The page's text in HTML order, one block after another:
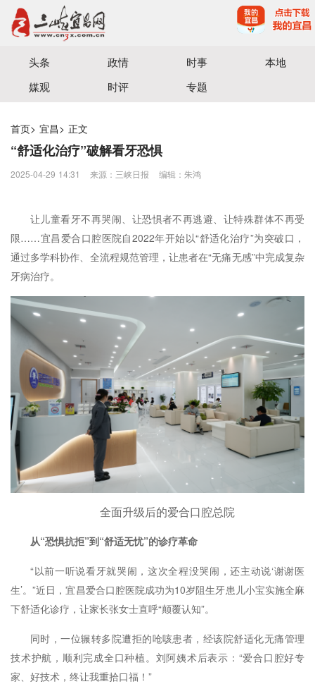
宜昌三峡融媒体中心主办
头条 政情 时事
本地
媒观
时评 专题
首页> 宜昌> 正文
“舒适化治疗”破解看牙恐惧
2025-04-29 14:31 来源：三峡日报 编辑：朱鸿
让儿童看牙不再哭闹、让恐惧者不再逃避、让特殊群体不再受
限……宜昌爱合口腔医院自2022年开始以“舒适化治疗”为突破口，
通过多学科协作、全流程规范管理，让患者在“无痛无感”中完成复杂
牙病治疗。
全面升级后的爱合口腔总院
从“恐惧抗拒”到“舒适无忧”的诊疗革命
“以前一听说看牙就哭闹，这次全程没哭闹，还主动说‘谢谢医
生’。”近日，宜昌爱合口腔医院成功为10岁阻生牙患儿小宝实施全麻
下舒适化诊疗，让家长张女士直呼“颠覆认知”。
同时，一位辗转多院遭拒的呛咳患者，经该院舒适化无痛管理
技术护航，顺利完成全口种植。刘阿姨术后表示：“爱合口腔好专
家、好技术，终让我重拾口福！”